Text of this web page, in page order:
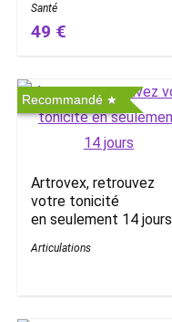
Santé
49 €
Recommandé
Artrovex, retrouvez
votre tonicité
en seulement 14 jours
Articulations